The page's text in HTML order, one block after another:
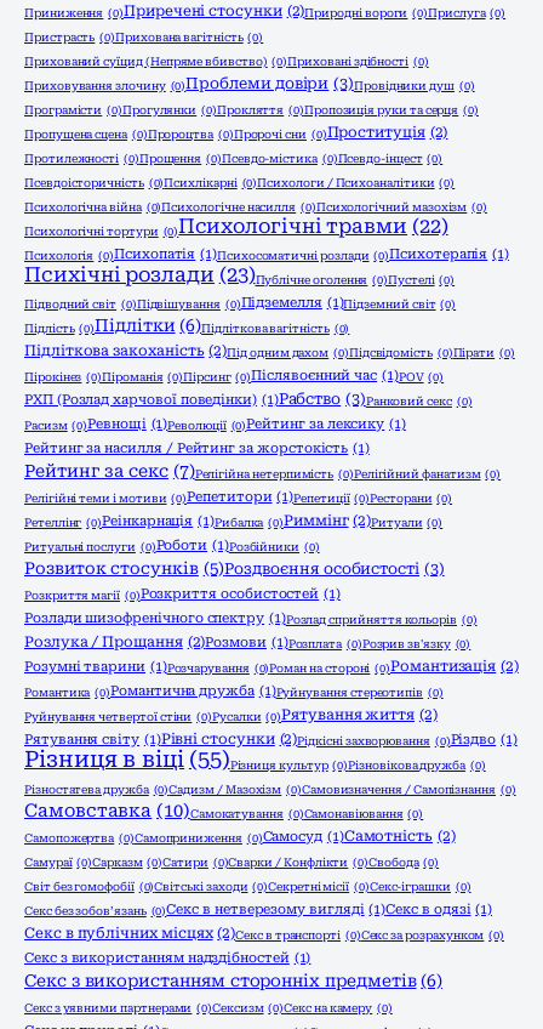
Приниження (0)Приречені стосунки (2)Природні вороги (0)Прислуга (0)
Пристрасть (0)Прихована вагітність (0)
Прихований суїцид (Непряме вбивство) (0)Приховані здібності (0)
Приховування злочину (0)Проблеми довіри (3)Провідники душ (0)
Програмісти (0)Прогулянки (0)Прокляття (0)Пропозиція руки та серця (0)
Пропущена сцена (0)Пророцтва (0)Пророчі сни (0)Проституція (2)
Протилежності (0)Прощення (0)Псевдо-містика (0)Псевдо-інцест (0)
Псевдоісторичність (0)Психлікарні (0)Психологи / Психоаналітики (0)
Психологічна війна (0)Психологічне насилля (0)Психологічний мазохізм (0)
Психологічні тортури (0)Психологічні травми (22)
Психологія (0)Психопатія (1)Психосоматичні розлади (0)Психотерапія (1)
Психічні розлади (23)Публічне оголення (0)Пустелі (0)
Підводний світ (0)Підвішування (0)Підземелля (1)Підземний світ (0)
Підлість (0)Підлітки (6)Підліткова вагітність (0)
Підліткова закоханість (2)Під одним дахом (0)Підсвідомість (0)Пірати (0)
Пірокінез (0)Піроманія (0)Пірсинг (0)Післявоєнний час (1)РОV (0)
РХП (Розлад харчової поведінки) (1)Рабство (3)Ранковий секс (0)
Расизм (0)Ревнощі (1)Революції (0)Рейтинг за лексику (1)
Рейтинг за насилля / Рейтинг за жорстокість (1)
Рейтинг за секс (7)Релігійна нетерпимість (0)Релігійний фанатизм (0)
Релігійні теми і мотиви (0)Репетитори (1)Репетиції (0)Ресторани (0)
Ретеллінг (0)Реінкарнація (1)Рибалка (0)Риммінг (2)Ритуали (0)
Ритуальні послуги (0)Роботи (1)Розбійники (0)
Розвиток стосунків (5)Роздвоєння особистості (3)
Розкриття магії (0)Розкриття особистостей (1)
Розлади шизофренічного спектру (1)Розлад сприйняття кольорів (0)
Розлука / Прощання (2)Розмови (1)Розплата (0)Розрив зв'язку (0)
Розумні тварини (1)Розчарування (0)Роман на стороні (0)Романтизація (2)
Романтика (0)Романтична дружба (1)Руйнування стереотипів (0)
Руйнування четвертої стіни (0)Русалки (0)Рятування життя (2)
Рятування світу (1)Рівні стосунки (2)Рідкісні захворювання (0)Різдво (1)
Різниця в віці (55)Різниця культур (0)Різновікова дружба (0)
Різностатева дружба (0)Садизм / Мазохізм (0)Самовизначення / Самопізнання (0)
Самовставка (10)Самокатування (0)Самонавіювання (0)
Самопожертва (0)Самоприниження (0)Самосуд (1)Самотність (2)
Самураї (0)Сарказм (0)Сатири (0)Сварки / Конфлікти (0)Свобода (0)
Світ без гомофобії (0)Світські заходи (0)Секретні місії (0)Секс-іграшки (0)
Секс без зобов’язань (0)Секс в нетверезому вигляді (1)Секс в одязі (1)
Секс в публічних місцях (2)Секс в транспорті (0)Секс за розрахунком (0)
Секс з використанням надздібностей (1)
Секс з використанням сторонніх предметів (6)
Секс з уявними партнерами (0)Сексизм (0)Секс на камеру (0)